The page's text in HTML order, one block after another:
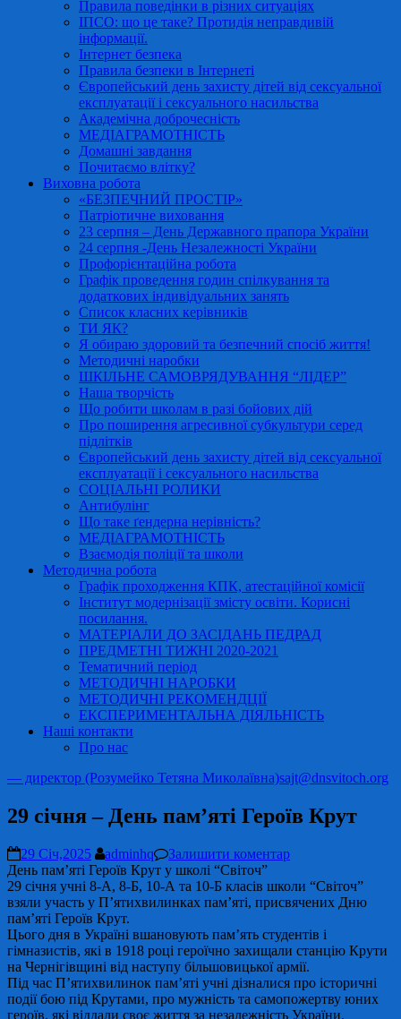
Правила поведінки в різних ситуаціях
ІПСО: що це таке? Протидія неправдивій
інформації.
Інтернет безпека
Правила безпеки в Інтернеті
Європейський день захисту дітей від сексуальної
експлуатації і сексуального насильства
Академічна доброчесність
МЕДІАГРАМОТНІСТЬ
Домашні завдання
Почитаємо влітку?
Виховна робота
«БЕЗПЕЧНИЙ ПРОСТІР»
Патріотичне виховання
23 серпня – День Державного прапора України
24 серпня -День Незалежності України
Профорієнтаційна робота
Графік проведення годин спілкування та
додаткових індивідуальних занять
Список класних керівників
ТИ ЯК?
Я обираю здоровий та безпечний спосіб життя!
Методичні наробки
ШКІЛЬНЕ САМОВРЯДУВАННЯ “ЛІДЕР”
Наша творчість
Що робити школам в разі бойових дій
Про поширення агресивної субкультури серед
підлітків
Європейський день захисту дітей від сексуальної
експлуатації і сексуального насильства
СОЦІАЛЬНІ РОЛИКИ
Антибулінг
Що таке ґендерна нерівність?
МЕДІАГРАМОТНІСТЬ
Взаємодія поліції та школи
Методична робота
Графік проходження КПК, атестаційної комісії
Інститут модернізації змісту освіти. Корисні
посилання.
МАТЕРІАЛИ ДО ЗАСІДАНЬ ПЕДРАД
ПРЕДМЕТНІ ТИЖНІ 2020-2021
Тематичний період
МЕТОДИЧНІ НАРОБКИ
МЕТОДИЧНІ РЕКОМЕНДЦІЇ
ЕКСПЕРИМЕНТАЛЬНА ДІЯЛЬНІСТЬ
Наші контакти
Про нас
— директор (Розумейко Тетяна Миколаївна)sajt@dnsvitoch.org
29 січня – День пам’яті Героїв Крут
29 Січ,2025 adminhq
Залишити коментар
День пам’яті Героїв Крут у школі “Світоч”
29 січня учні 8-А, 8-Б, 10-А та 10-Б класів школи “Світоч”
взяли участь у П’ятихвилинках пам’яті, присвячених Дню
пам’яті Героїв Крут.
Цього дня в Україні вшановують пам’ять студентів і
гімназистів, які в 1918 році героїчно захищали станцію Крути
на Чернігівщині від наступу більшовицької армії.
Під час П’ятихвилинок пам’яті учні дізналися про історичні
події бою під Крутами, про мужність та самопожертву юних
героїв, які віддали своє життя за незалежність України.